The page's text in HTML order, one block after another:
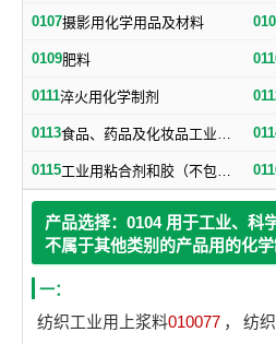
0107摄影用化学用品及材料
0109肥料
0111淬火用化学制剂
0113 食品、药品及化妆品工业用化学品（不包括食品用防腐盐）
0115 工业用粘合剂和胶（不包括纸用粘合剂）
产品选择：0104 用于工业、科
不属于其他类别的产品用的化
一：
纺织工业用上浆料010077 ， 纺